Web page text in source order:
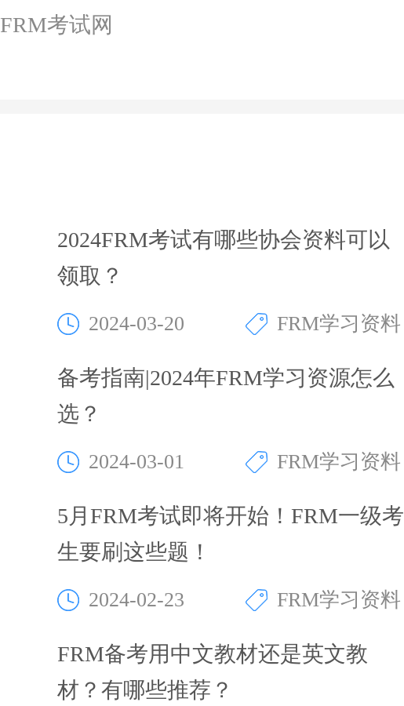
考试网
2024FRM考试有哪些协会资料可以
领取？
2024-03-20 FRM学习资料
备考指南|2024年FRM学习资源怎么
选？
2024-03-01 FRM学习资料
5月FRM考试即将开始！FRM一级考
生要刷这些题！
2024-02-23 FRM学习资料
FRM备考用中文教材还是英文教
材？有哪些推荐？